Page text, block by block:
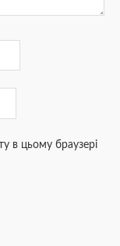
в цьому браузері